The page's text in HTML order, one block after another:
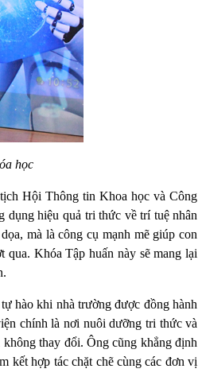
học
Hội Thông tin Khoa học và Công
dụng hiệu quả tri thức về trí tuệ nhân
mà là công cụ mạnh mẽ giúp con
Khóa Tập huấn này sẽ mang lại
hào khi nhà trường được đồng hành
chính là nơi nuôi dưỡng tri thức và
thay đổi. Ông cũng khẳng định
kết hợp tác chặt chẽ cùng các đơn vị